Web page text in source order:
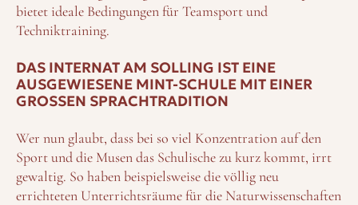
bietet ideale Bedingungen für Teamsport und
Techniktraining.
DAS INTERNAT AM SOLLING IST EINE
AUSGEWIESENE MINT-SCHULE MIT EINER
GROSSEN SPRACHTRADITION
Wer nun glaubt, dass bei so viel Konzentration auf den
Sport und die Musen das Schulische zu kurz kommt, irrt
gewaltig. So haben beispielsweise die völlig neu
errichteten Unterrichtsräume für die Naturwissenschaften